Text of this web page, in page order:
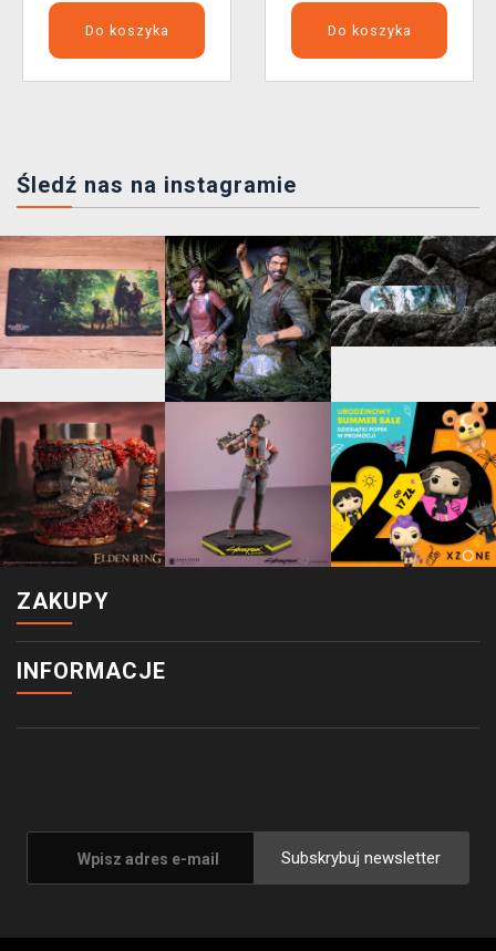
Do koszyka Do koszyka
Śledź nas na instagramie
ZAKUPY
INFORMACJE
Subskrybuj newsletter